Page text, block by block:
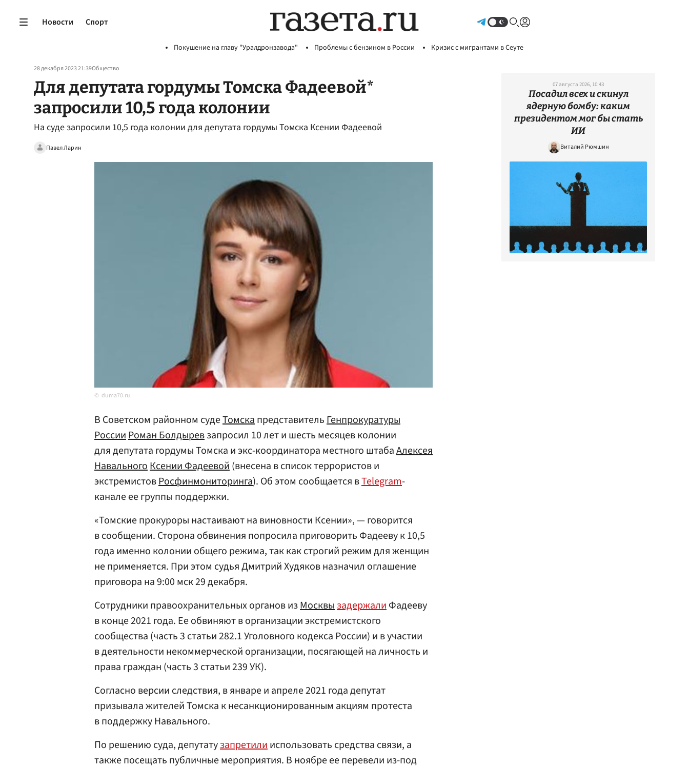
Новости Спорт
Покушение на главу "Уралдронзавода" Проблемы с бензином в России Кризис с мигрантами в Сеуте
28 декабря 2023 21:39Общество
Для депутата гордумы Томска Фадеевой*
запросили 10,5 года колонии
На суде запросили 10,5 года колонии для депутата гордумы Томска Ксении Фадеевой
Павел Ларин
duma70.ru
В Советском районном судеТомскапредставительГенпрокуратуры
РоссииРоман Болдыревзапросил 10 лет и шесть месяцев колонии
для депутата гордумы Томска и экс-координатора местного штабаАлексея
НавальногоКсении Фадеевой(внесена в список террористов и
экстремистовРосфинмониторинга). Об этом сообщается вTelegram-
канале ее группы поддержки.
«Томские прокуроры настаивают на виновности Ксении», — говорится
в сообщении. Сторона обвинения попросила приговорить Фадееву к 10,5
года именно колонии общего режима, так как строгий режим для женщин
не применяется. При этом судья Дмитрий Худяков назначил оглашение
приговора на 9:00 мск 29 декабря.
Сотрудники правоохранительных органов изМосквызадержалиФадееву
в конце 2021 года. Ее обвиняют в организации экстремистского
сообщества (часть 3 статьи 282.1 Уголовного кодекса России) и в участии
в деятельности некоммерческой организации, посягающей на личность и
права граждан (часть 3 статьи 239 УК).
Согласно версии следствия, в январе и апреле 2021 года депутат
призывала жителей Томска к несанкционированным акциям протеста
в поддержку Навального.
По решению суда, депутатузапретилииспользовать средства связи, а
также посещать публичные мероприятия. В ноябре ее перевели из-под
07 августа 2026, 10:43
Посадил всех и скинул
ядерную бомбу: каким
президентом мог бы стать
ИИ
Виталий Рюмшин